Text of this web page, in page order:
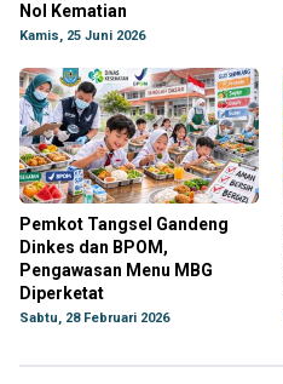
Nol Kematian
Kamis, 25 Juni 2026
Pemkot Tangsel Gandeng
Dinkes dan BPOM,
Pengawasan Menu MBG
Diperketat
Sabtu, 28 Februari 2026